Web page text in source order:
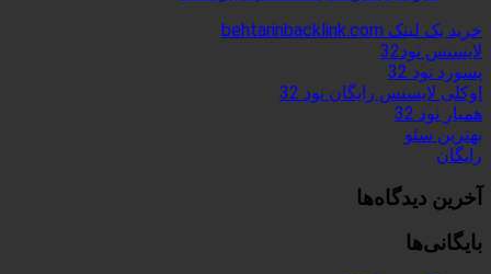
خرید بک لینک behtarinbacklink.com
لایسنس نود32
پسورد نود 32
اوکلی لایسنس رایگان نود 32
همیار نود 32
بهترین سئو
رایگان
آخرین دیدگاه‌ها
بایگانی‌ها